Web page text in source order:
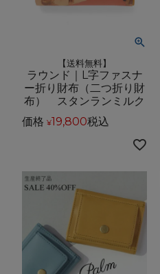
【送料無料】
ラウンド｜L字ファスナ
ー折り財布（二つ折り財
布） スタンランミルク
価格 ¥19,800税込